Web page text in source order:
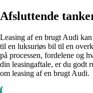
Afsluttende
Leasing af en brugt Audi
til en luksuriøs bil til en
på processen, fordelene og
din leasingaftale, er du godt
om leasing af en brugt Audi.